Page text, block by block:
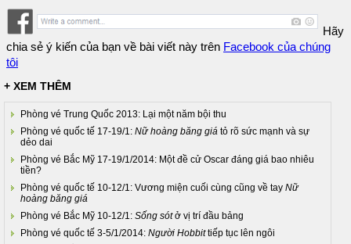
Hãy
chia sẻ ý kiến của bạn về bài viết này trên Facebook của chúng
tôi
+ XEM THÊM
Phòng vé Trung Quốc 2013: Lại một năm bội thu
Phòng vé quốc tế 17-19/1: Nữ hoàng băng giá tỏ rõ sức mạnh và sự
dẻo dai
Phòng vé Bắc Mỹ 17-19/1/2014: Một đề cử Oscar đáng giá bao nhiêu
tiền?
Phòng vé quốc tế 10-12/1: Vương miện cuối cùng cũng về tay Nữ
hoàng băng giá
Phòng vé Bắc Mỹ 10-12/1: Sống sótở vị trí đầu bảng
Phòng vé quốc tế 3-5/1/2014: Người Hobbittiếp tục lên ngôi